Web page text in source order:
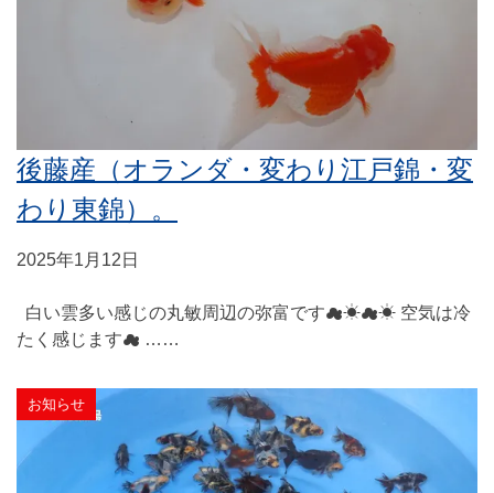
後藤産（オランダ・変わり江戸錦・変
わり東錦）。
2025年1月12日
白い雲多い感じの丸敏周辺の弥富です☁☀☁☀ 空気は冷
たく感じます☁ ……
お知らせ